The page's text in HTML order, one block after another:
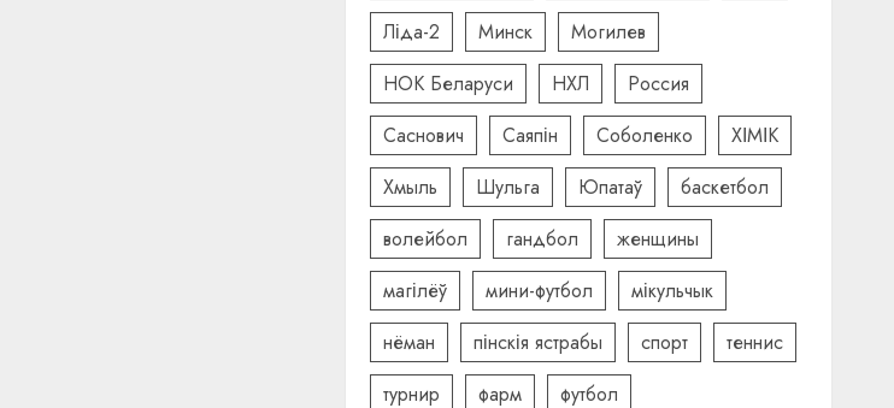
Ліда-2
Минск
Могилев
НОК Беларуси
НХЛ
Россия
Саснович
Саяпін Соболенко
ХІМІК
Хмыль
Шульга Юпатаў
баскетбол
волейбол
гандбол
женщины
магілёў
мини-футбол
мікульчык
нёман
пінскія ястрабы спорт
теннис
турнир
фарм
футбол